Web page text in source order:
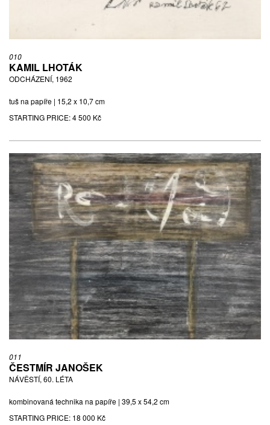
010
KAMIL LHOTÁK
ODCHÁZENÍ, 1962
tuš na papíře | 15,2 x 10,7 cm
STARTING PRICE:4 500 Kč
011
ČESTMÍR JANOŠEK
NÁVĚSTÍ, 60. LÉTA
kombinovaná technika na papíře | 39,5 x 54,2 cm
STARTING PRICE: 18 000 Kč